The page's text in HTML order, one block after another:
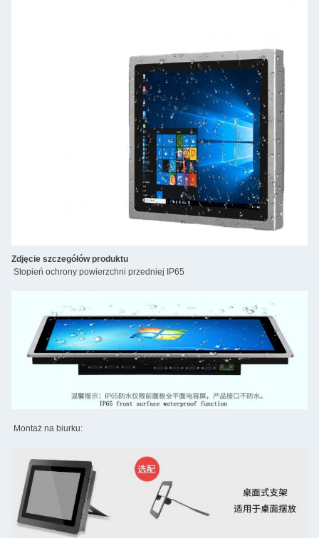
Zdjęcie szczegółów produktu
Stopień ochrony powierzchni przedniej IP65
Montaż na biurku: